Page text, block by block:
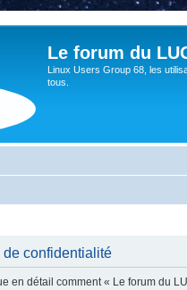
Le forum du
Linux Users Group 68, les
tous.
de confidentialité
en détail comment « Le forum du